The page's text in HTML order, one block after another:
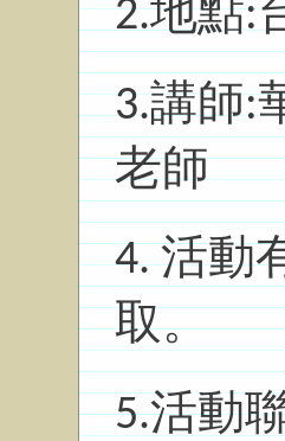
2.地點:
3.講師:
老師
4. 活動
取。
5.活動